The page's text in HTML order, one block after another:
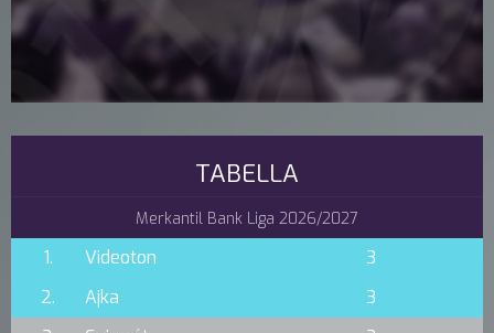
TABELLA
Merkantil Bank Liga 2026/2027
1. Videoton
3
2.
Ajka
3